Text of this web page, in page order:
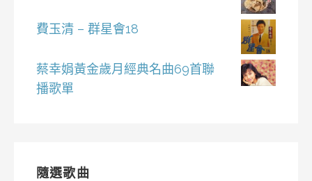
費玉清 – 群星會18
蔡幸娟黃金歲月經典名曲69首聯
播歌單
隨選歌曲